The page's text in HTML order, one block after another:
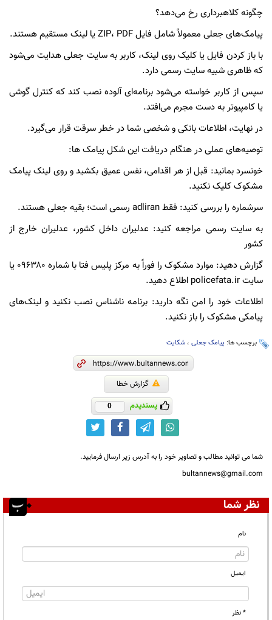
چگونه کلاهبرداری رخ می‌دهد؟
پیامک‌های جعلی معمولاً شامل فایل ZIP، PDF یا لینک مستقیم هستند.
با باز کردن فایل یا کلیک روی لینک، کاربر به سایت جعلی هدایت می‌شود
که ظاهری شبیه سایت رسمی دارد.
سپس از کاربر خواسته می‌شود برنامه‌ای آلوده نصب کند که کنترل گوشی
یا کامپیوتر به دست مجرم می‌افتد.
در نهایت، اطلاعات بانکی و شخصی شما در خطر سرقت قرار می‌گیرد.
توصیه‌های عملی در هنگام دریافت این شکل پیامک ها:
خونسرد بمانید: قبل از هر اقدامی، نفس عمیق بکشید و روی لینک پیامک
مشکوک کلیک نکنید.
سرشماره را بررسی کنید: فقط adliran رسمی است؛ بقیه جعلی هستند.
به سایت رسمی مراجعه کنید: عدلیران داخل کشور، عدلیران خارج از
کشور
گزارش دهید: موارد مشکوک را فوراً به مرکز پلیس فتا با شماره ۰۹۶۳۸۰ یا
سایت policefata.ir اطلاع دهید.
اطلاعات خود را امن نگه دارید: برنامه ناشناس نصب نکنید و لینک‌های
پیامکی مشکوک را باز نکنید.
برچسب ها: پیامک جعلی ، شکایت
گزارش خطا
پسندیدم 0
شما می توانید مطالب و تصاویر خود را به آدرس زیر ارسال فرمایید.
bultannews@gmail.com
نظر شما
نام
ایمیل
* نظر